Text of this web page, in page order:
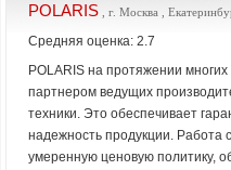
POLARIS , г. Москва ,
Средняя оценка: 2.7
POLARIS на протяжении многих
партнером ведущих
техники. Это обеспечивает
надежность продукции. Работа
умеренную ценовую политику,